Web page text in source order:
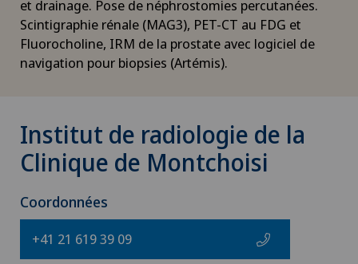
et drainage. Pose de néphrostomies percutanées.
Scintigraphie rénale (MAG3), PET-CT au FDG et
Fluorocholine, IRM de la prostate avec logiciel de
navigation pour biopsies (Artémis).
Institut de radiologie de la
Clinique de Montchoisi
Coordonnées
+41 21 619 39 09